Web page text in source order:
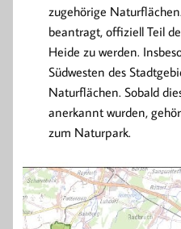
zugehörige
beantragt, offiziell Teil
Heide zu werden.
Südwesten des
Naturflächen. Sobald
anerkannt wurden,
zum Naturpark.